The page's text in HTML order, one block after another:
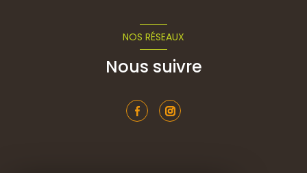
NOS RÉSEAUX
Nous suivre